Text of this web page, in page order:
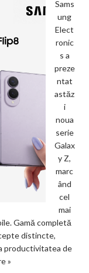
Sams
ung
Elect
ronic
s a
preze
ntat
astăz
i
noua
serie
Galax
y Z,
marc
ând
cel
mai
Gamă completă
distincte,
productivitatea de
»